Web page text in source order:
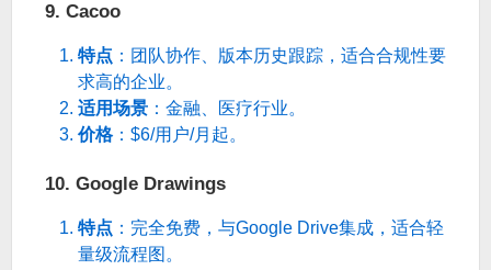
9. Cacoo
特点 ：团队协作、版本历史跟踪，适合合规性要
求高的企业。
适用场景 ：金融、医疗行业。
价格：$6/用户/月起。
10. Google Drawings
特点 ：完全免费，与Google Drive集成，适合轻
量级流程图。